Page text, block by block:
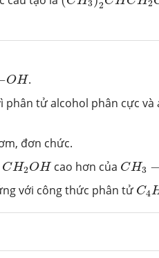
3 2 2
OH
OH .
tử alcohol phân cực
đơn chức.
CH2OH
2OH cao hơn của CH3 −
CH3
với công thức phân tử C4
C4